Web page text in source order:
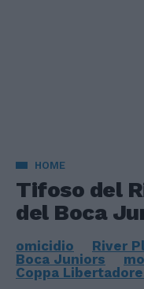
HOME
Tifoso del
del Boca
omicidio River
Boca Juniors
Coppa